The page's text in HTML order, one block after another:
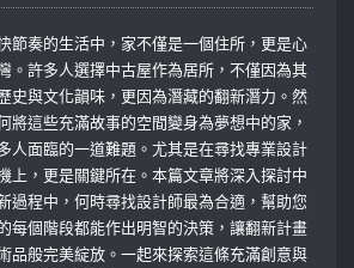
節奏的生活中，家不僅是一個住所，更是心
。許多人選擇中古屋作為居所，不僅因為其
史與文化韻味，更因為潛藏的翻新潛力。然
將這些充滿故事的空間變身為夢想中的家，
人面臨的一道難題。尤其是在尋找專業設計
上，更是關鍵所在。本篇文章將深入探討中
過程中，何時尋找設計師最為合適，幫助您
每個階段都能作出明智的決策，讓翻新計畫
品般完美綻放。一起來探索這條充滿創意與